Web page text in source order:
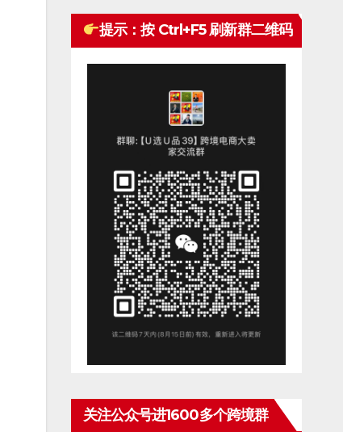
提示：按 Ctrl+F5 刷新群二维码
关注公众号进1600多个跨境群